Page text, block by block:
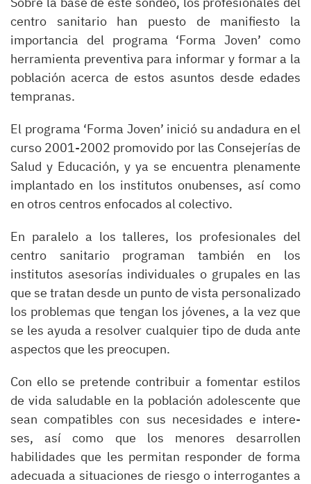
centro sanitario han puesto de manifiesto la
importancia del programa ‘Forma Joven’ como
herramienta preventiva para informar y formar a la
población acerca de estos asuntos desde edades
tempranas.
El programa ‘Forma Joven’ inició su andadura en el
curso 2001-2002 promovido por las Consejerías de
Salud y Educación, y ya se encuentra plenamente
implantado en los institutos onubenses, así como
en otros centros enfocados al colectivo.
En paralelo a los talleres, los profesionales del
centro sanitario programan también en los
institutos asesorías individuales o grupales en las
que se tratan desde un punto de vista personalizado
los problemas que tengan los jóvenes, a la vez que
se les ayuda a resolver cualquier tipo de duda ante
aspectos que les preocupen.
Con ello se pretende contribuir a fomentar estilos
de vida saludable en la población adolescente que
sean compatibles con sus necesidades e intere-
ses, así como que los menores desarrollen
habilidades que les permitan responder de forma
adecuada a situaciones de riesgo o interrogantes a